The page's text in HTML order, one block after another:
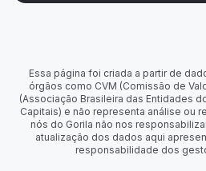
Essa página foi criada a partir de
órgãos como CVM (Comissão de
(Associação Brasileira das Entidades
Capitais) e não representa análise ou
nós do Gorila não nos
atualização dos dados aqui
responsabilidade dos